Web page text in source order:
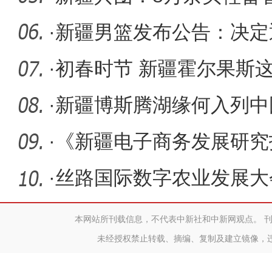
·新疆男篮发布公告：决
产将捐
·初春时节 新疆霍尔果斯
信号？
·新疆博斯腾湖缘何入列
·
《新疆电子商务发展研
炉 首府综
·丝路国际数字农业发展
本网站所刊载信息，不代表中新社和中新网观点。
未经授权禁止转载、摘编、复制及建立镜像，